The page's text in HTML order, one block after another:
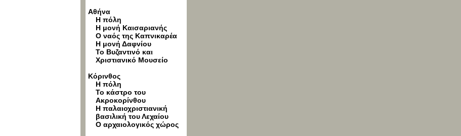
Αθήνα
Η πόλη
Η μονή Καισαριανής
Ο ναός της Καπνικαρέα
Η μονή Δαφνίου
Το Βυζαντινό και
Χριστιανικό Μουσείο
Κόρινθος
Η πόλη
Το κάστρο του
Ακροκορίνθου
Η παλαιοχριστιανική
βασιλική του Λεχαίου
Ο αρχαιολογικός χώρος